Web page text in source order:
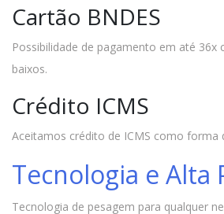
Cartão BNDES
Possibilidade de pagamento em até 36x
baixos.
Crédito ICMS
Aceitamos crédito de ICMS como forma
Tecnologia e Alta
Tecnologia de pesagem para qualquer